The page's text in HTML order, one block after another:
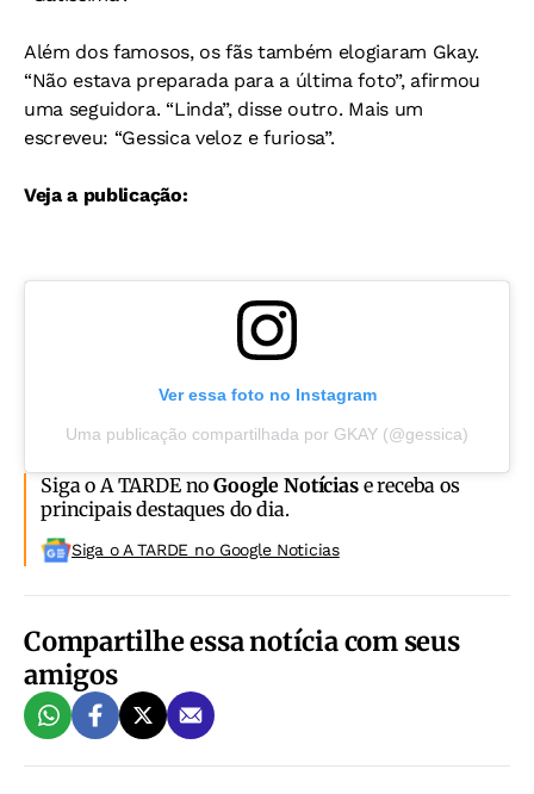
Além dos famosos, os fãs também elogiaram Gkay.
“Não estava preparada para a última foto”, afirmou
uma seguidora. “Linda”, disse outro. Mais um
escreveu: “Gessica veloz e furiosa”.
Veja a publicação:
Ver essa foto no Instagram
Uma publicação compartilhada por GKAY (@gessica)
Siga o A TARDE noGoogle Notíciase receba os
principais destaques do dia.
Siga o A TARDE no Google Noticias
Compartilhe essa notícia com seus
amigos